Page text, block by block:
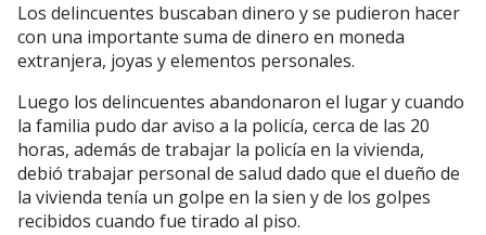
Los delincuentes buscaban dinero y se pudieron hacer
con una importante suma de dinero en moneda
extranjera, joyas y elementos personales.
Luego los delincuentes abandonaron el lugar y cuando
la familia pudo dar aviso a la policía, cerca de las 20
horas, además de trabajar la policía en la vivienda,
debió trabajar personal de salud dado que el dueño de
la vivienda tenía un golpe en la sien y de los golpes
recibidos cuando fue tirado al piso.